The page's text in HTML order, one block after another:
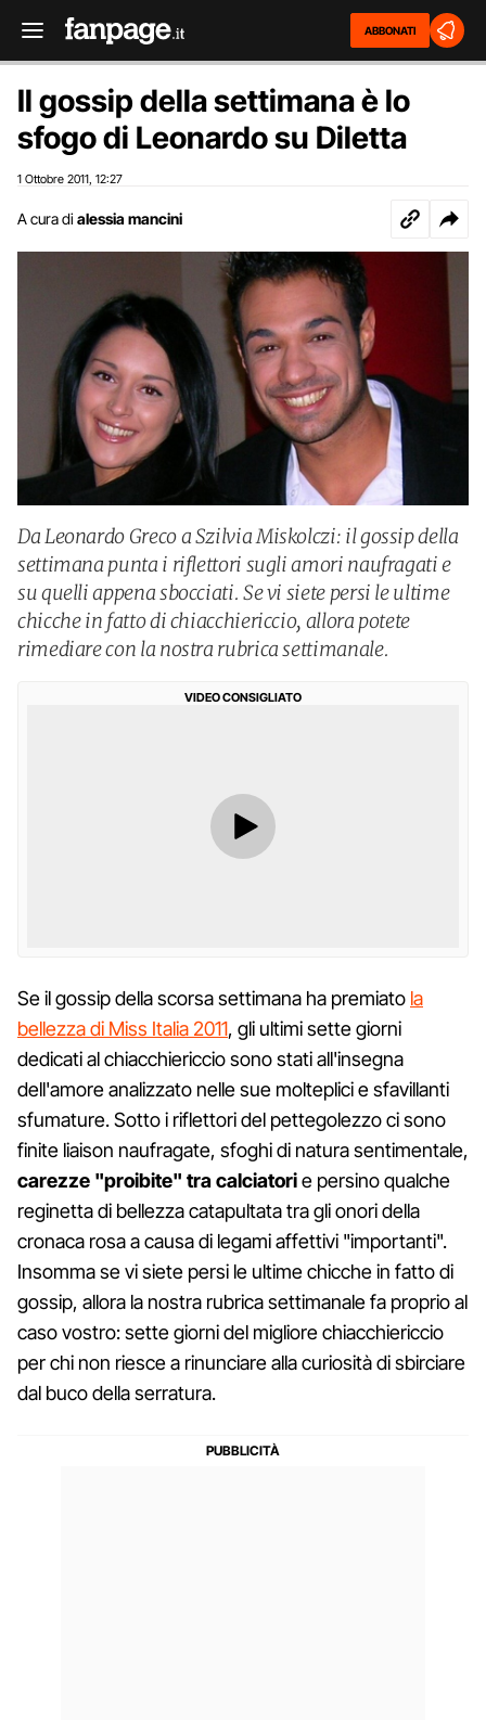
ABBONATI
Il gossip della settimana è lo
sfogo di Leonardo su Diletta
1 Ottobre 2011 12:27
A cura di alessia mancini
Da Leonardo Greco a Szilvia Miskolczi: il gossip della
settimana punta i riflettori sugli amori naufragati e
su quelli appena sbocciati. Se vi siete persi le ultime
chicche in fatto di chiacchiericcio, allora potete
rimediare con la nostra rubrica settimanale.
VIDEO CONSIGLIATO
Se il gossip della scorsa settimana ha premiato la
bellezza di Miss Italia 2011, gli ultimi sette giorni
dedicati al chiacchiericcio sono stati all'insegna
dell'amore analizzato nelle sue molteplici e sfavillanti
sfumature. Sotto i riflettori del pettegolezzo ci sono
finite liaison naufragate, sfoghi di natura sentimentale,
carezze "proibite" tra calciatorie persino qualche
reginetta di bellezza catapultata tra gli onori della
cronaca rosa a causa di legami affettivi "importanti".
Insomma se vi siete persi le ultime chicche in fatto di
gossip, allora la nostra rubrica settimanale fa proprio al
caso vostro: sette giorni del migliore chiacchiericcio
per chi non riesce a rinunciare alla curiosità di sbirciare
dal buco della serratura.